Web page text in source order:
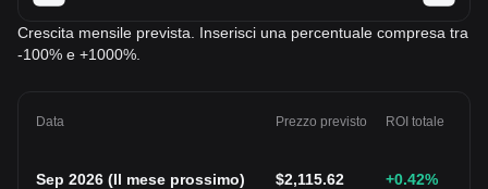
Crescita mensile prevista. Inserisci una percentuale compresa tra
-100% e +1000%.
Data Prezzo previsto ROI totale
Sep 2026 (Il mese prossimo) $2,115.62 +0.42%